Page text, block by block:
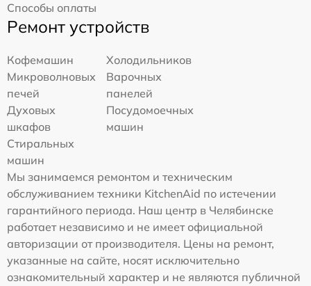
Способы оплаты
Ремонт устройств
Кофемашин
Холодильников
Микроволновых
печей
Варочных
панелей
Духовых
шкафов
Посудомоечных
машин
Стиральных
машин
Мы занимаемся ремонтом и техническим
обслуживанием техники KitchenAid по истечении
гарантийного периода. Наш центр в Челябинске
работает независимо и не имеет официальной
авторизации от производителя. Цены на ремонт,
указанные на сайте, носят исключительно
ознакомительный характер и не являются публичной